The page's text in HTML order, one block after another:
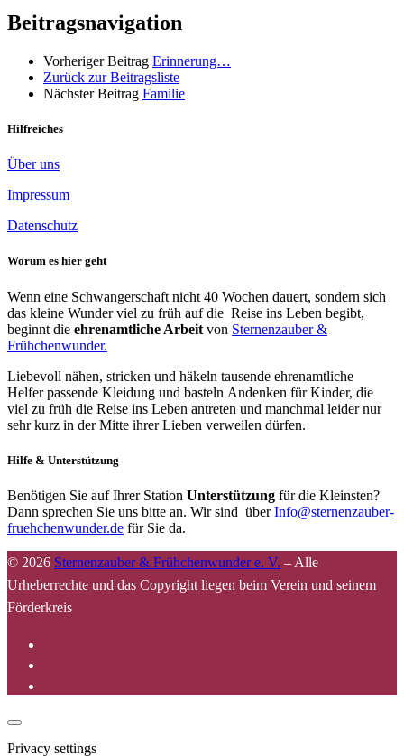
Beitragsnavigation
Vorheriger Beitrag Erinnerung…
Zurück zur Beitragsliste
Nächster Beitrag Familie
Hilfreiches
Über uns
Impressum
Datenschutz
Worum es hier geht
Wenn eine Schwangerschaft nicht 40 Wochen dauert, sondern sich
das kleine Wunder viel zu früh auf die Reise ins Leben begibt,
beginnt die ehrenamtliche Arbeit von Sternenzauber &
Frühchenwunder.
Liebevoll nähen, stricken und häkeln tausende ehrenamtliche
Helfer passende Kleidung und basteln Andenken für Kinder, die
viel zu früh die Reise ins Leben antreten und manchmal leider nur
sehr kurz in der Mitte ihrer Lieben verweilen dürfen.
Hilfe & Unterstützung
Benötigen Sie auf Ihrer Station Unterstützung für die Kleinsten?
Dann sprechen Sie uns bitte an. Wir sind überInfo@sternenzauber-
fruehchenwunder.de für Sie da.
© 2026 Sternenzauber & Frühchenwunder e. V. – Alle
Urheberrechte und das Copyright liegen beim Verein und seinem
Förderkreis
Privacy settings